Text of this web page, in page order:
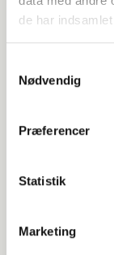
de har
Nødvendig
Præferencer
Statistik
Marketing
siden
Gå til